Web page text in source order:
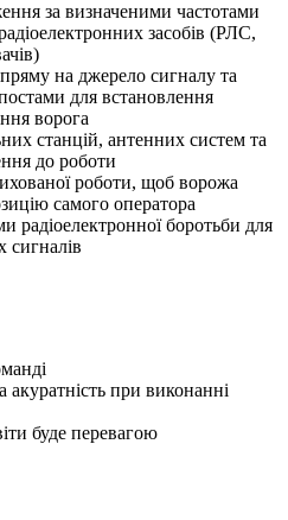
за визначеними частотами
засобів (РЛС,
на джерело сигналу та
для встановлення
ворога
станцій, антенних систем та
до роботи
роботи, щоб ворожа
самого оператора
радіоелектронної боротьби для
акуратність при виконанні
буде перевагою